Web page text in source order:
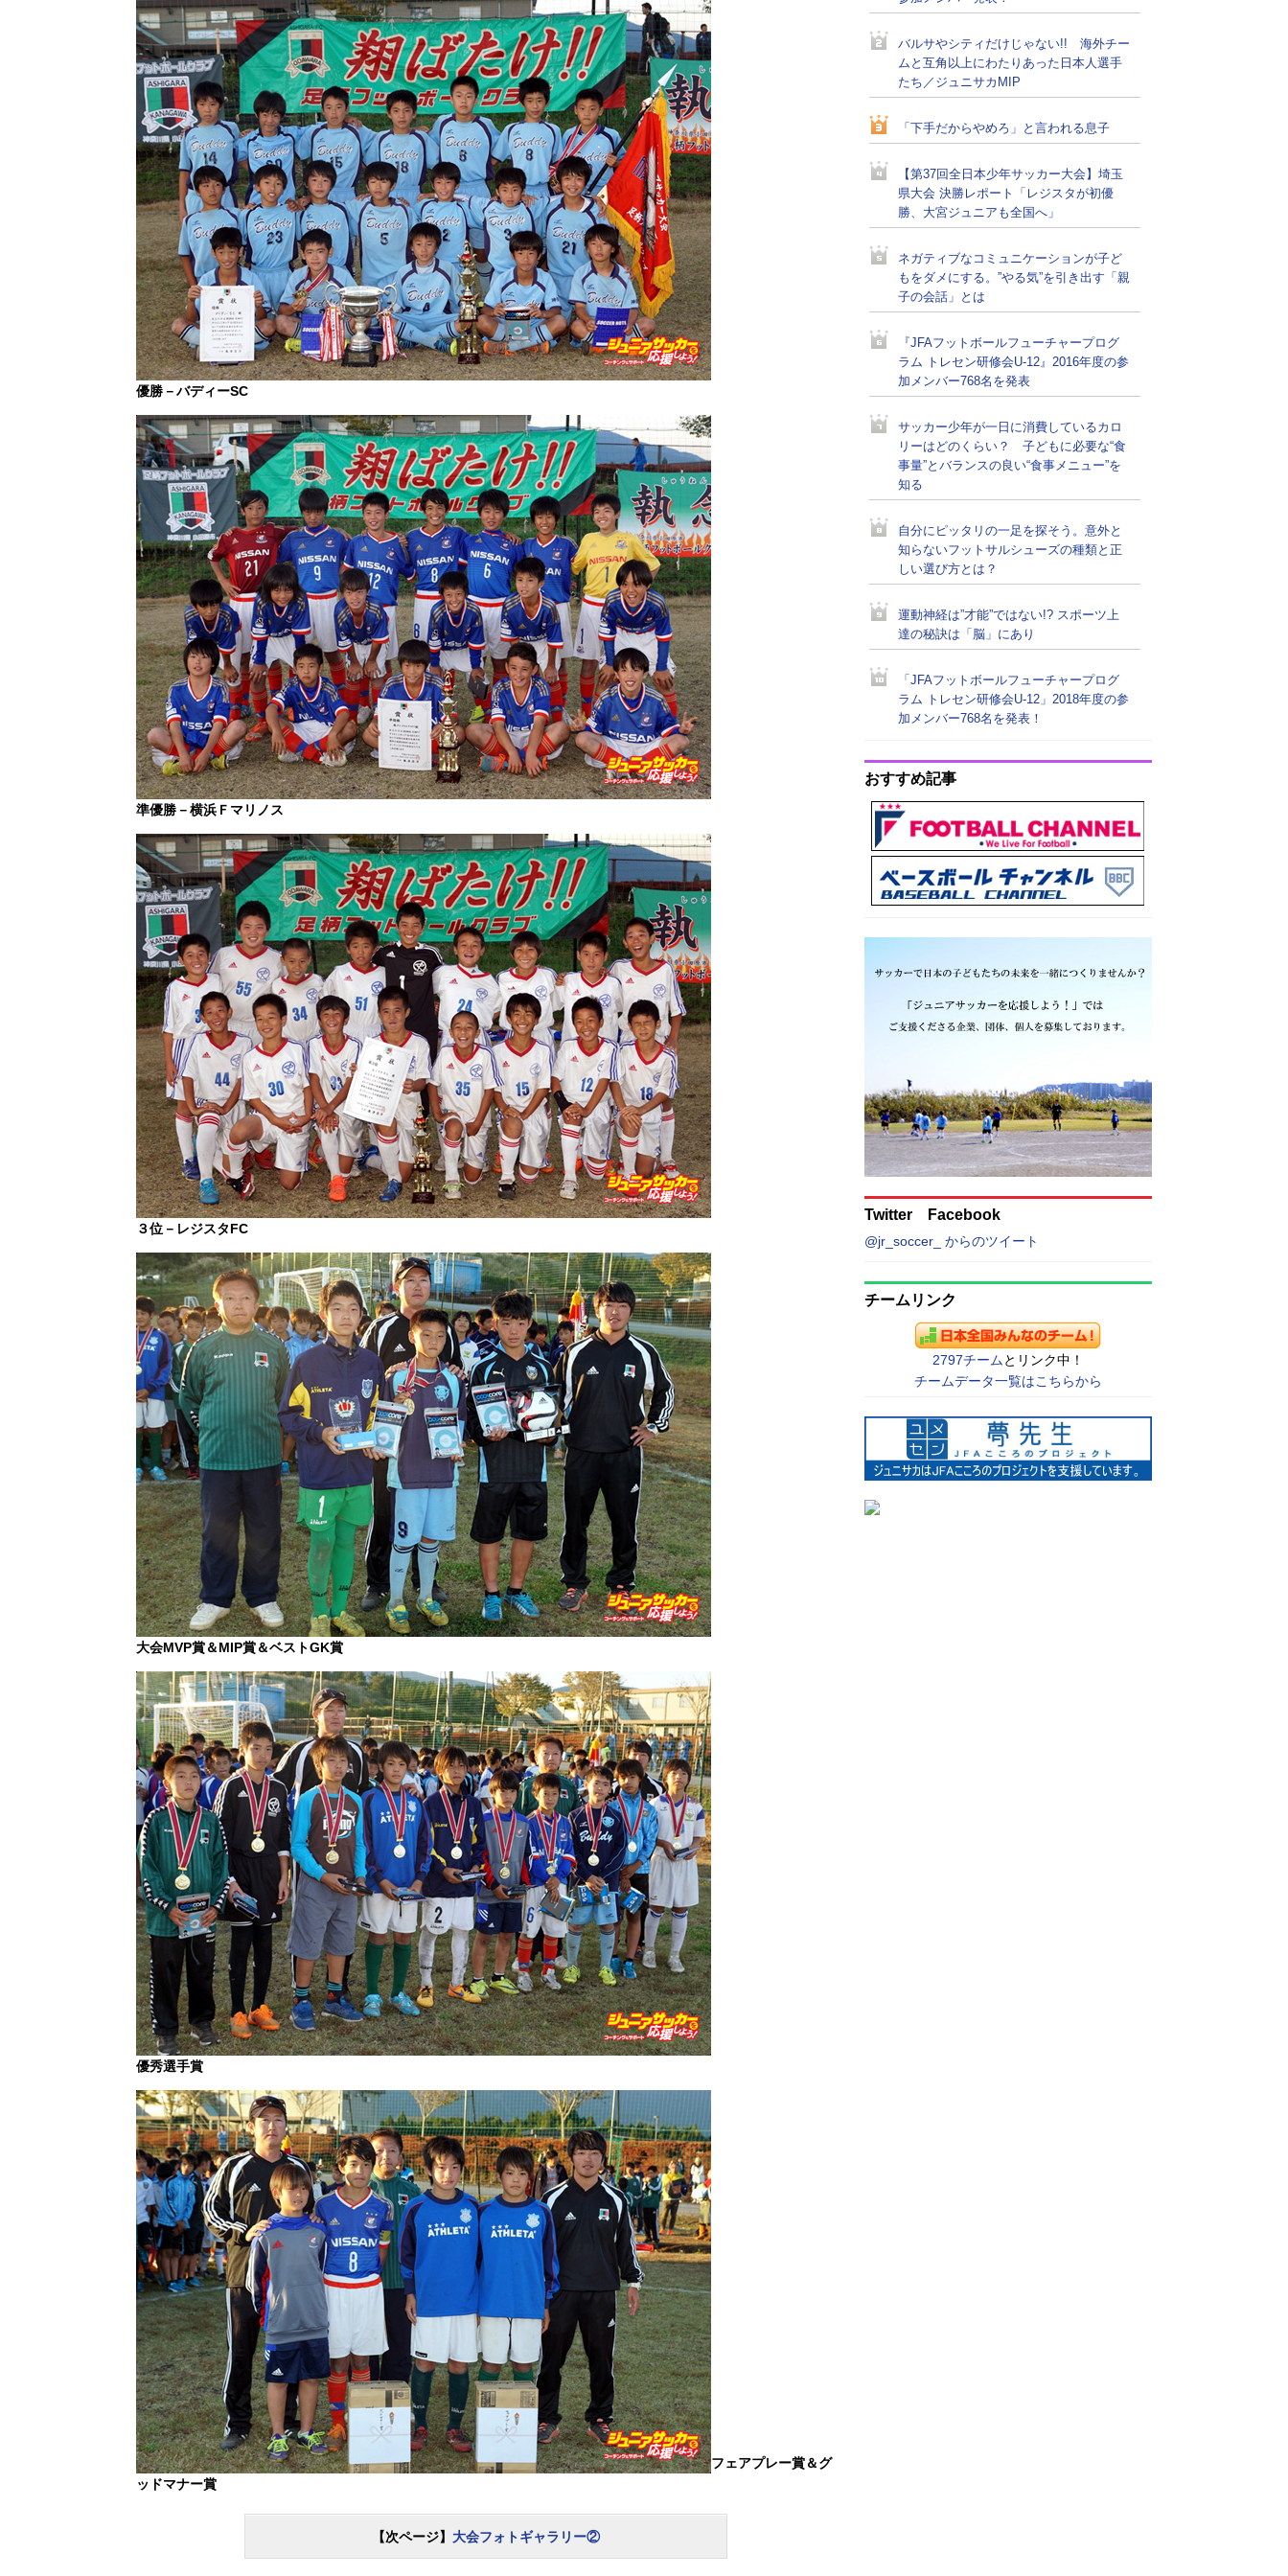
優勝－バディーSC
準優勝－横浜Ｆマリノス
３位－レジスタFC
大会MVP賞＆MIP賞＆ベストGK賞
優秀選手賞
フェアプレー賞＆グ
ッドマナー賞
【次ページ】 大会フォトギャラリー②
バルサやシティだけじゃない!! 海外チー
ムと互角以上にわたりあった日本人選手
たち／ジュニサカMIP
「下手だからやめろ」と言われる息子
【第37回全日本少年サッカー大会】埼玉
県大会 決勝レポート「レジスタが初優
勝、大宮ジュニアも全国へ」
ネガティブなコミュニケーションが子ど
もをダメにする。”やる気”を引き出す「親
子の会話」とは
『JFAフットボールフューチャープログ
ラム トレセン研修会U-12』2016年度の参
加メンバー768名を発表
サッカー少年が一日に消費しているカロ
リーはどのくらい？ 子どもに必要な“食
事量”とバランスの良い“食事メニュー”を
知る
自分にピッタリの一足を探そう。意外と
知らないフットサルシューズの種類と正
しい選び方とは？
運動神経は”才能”ではない!? スポーツ上
達の秘訣は「脳」にあり
「JFAフットボールフューチャープログ
ラム トレセン研修会U-12」2018年度の参
加メンバー768名を発表！
おすすめ記事
Twitter Facebook
@jr_soccer_ からのツイート
チームリンク
2797チーム とリンク中！
チームデータ一覧はこちらから